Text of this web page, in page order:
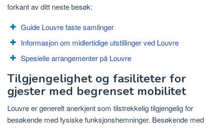
forkant av ditt neste besøk:
Guide Louvre faste samlinger
Informasjon om midlertidige utstillinger ved Louvre
Spesielle arrangementer på Louvre
Tilgjengelighet og fasiliteter for
gjester med begrenset mobilitet
Louvre er generelt anerkjent som tilstrekkelig tilgjengelig for
besøkende med fysiske funksjonshemninger. Besøkende med